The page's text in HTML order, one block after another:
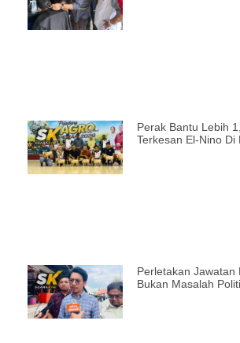
Perak Bantu Lebih
Terkesan El-Nino Di
Perletakan Jawatan
Bukan Masalah